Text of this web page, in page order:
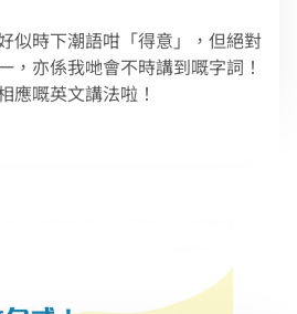
似時下潮語咁「得意」，但絕對
，亦係我哋會不時講到嘅字詞！
應嘅英文講法啦！